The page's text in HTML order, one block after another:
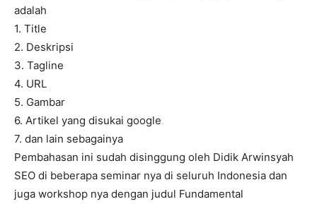
adalah
1. Title
2. Deskripsi
3. Tagline
4. URL
5. Gambar
6. Artikel yang disukai google
7. dan lain sebagainya
Pembahasan ini sudah disinggung oleh Didik Arwinsyah
SEO di beberapa seminar nya di seluruh Indonesia dan
juga workshop nya dengan judul Fundamental